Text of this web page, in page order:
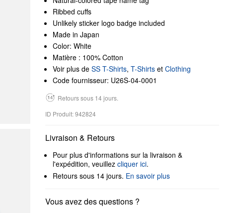
Ribbed cuffs
Unlikely sticker logo badge included
Made in Japan
Color: White
Matière : 100% Cotton
Voir plus de SS T-Shirts, T-Shirts et Clothing
Code fournisseur: U26S-04-0001
Retours sous 14 jours.
ID Produit: 942824
Livraison & Retours
Pour plus d'informations sur la livraison &
l'expédition, veuillez cliquer ici.
Retours sous 14 jours. En savoir plus
Vous avez des questions ?